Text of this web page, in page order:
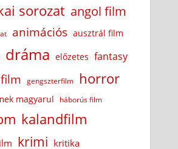
sorozat angol film
animációs ausztrál film
dráma előzetes fantasy
gengszterfilm horror
magyarul háborús film
kalandfilm
krimi kritika